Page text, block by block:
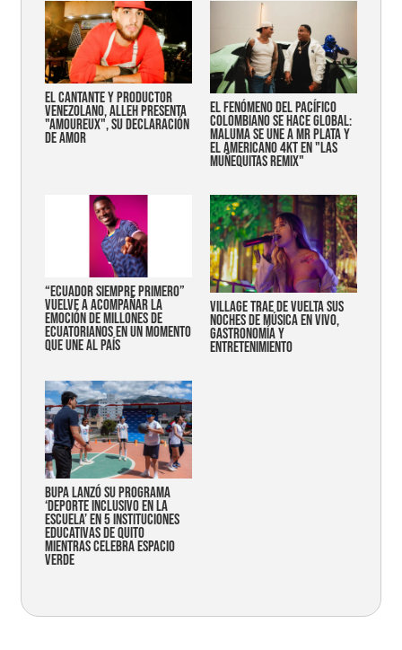
EL CANTANTE Y PRODUCTOR
VENEZOLANO, ALLEH PRESENTA
"AMOUREUX", SU DECLARACIÓN
DE AMOR
EL FENÓMENO DEL PACÍFICO
COLOMBIANO SE HACE GLOBAL:
MALUMA SE UNE A MR PLATA Y
EL AMERICANO 4KT EN "LAS
MUÑEQUITAS REMIX"
“Ecuador siempre primero”
vuelve a acompañar la
emoción de millones de
ecuatorianos en un momento
que une al país
Village trae de vuelta sus
noches de música en vivo,
gastronomía y
entretenimiento
Bupa lanzó su programa
‘Deporte Inclusivo en la
Escuela’ en 5 instituciones
educativas de Quito
mientras celebra espacio
verde